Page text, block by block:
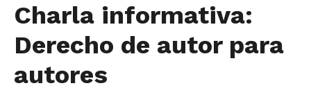
Charla informativa:
Derecho de autor para
autores